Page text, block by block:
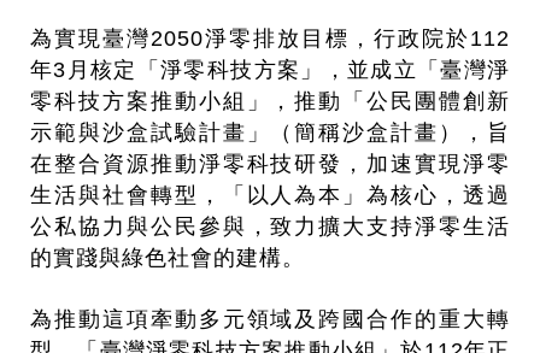
為實現臺灣2050淨零排放目標，行政院於112
年3月核定「淨零科技方案」，並成立「臺灣淨
零科技方案推動小組」，推動「公民團體創新
示範與沙盒試驗計畫」（簡稱沙盒計畫），旨
在整合資源推動淨零科技研發，加速實現淨零
生活與社會轉型，「以人為本」為核心，透過
公私協力與公民參與，致力擴大支持淨零生活
的實踐與綠色社會的建構。
為推動這項牽動多元領域及跨國合作的重大轉